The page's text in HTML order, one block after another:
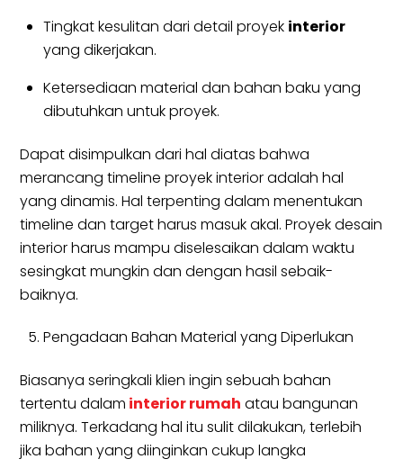
Tingkat kesulitan dari detail proyek interior
yang dikerjakan.
Ketersediaan material dan bahan baku yang
dibutuhkan untuk proyek.
Dapat disimpulkan dari hal diatas bahwa
merancang timeline proyek interior adalah hal
yang dinamis. Hal terpenting dalam menentukan
timeline dan target harus masuk akal. Proyek desain
interior harus mampu diselesaikan dalam waktu
sesingkat mungkin dan dengan hasil sebaik-
baiknya.
Pengadaan Bahan Material yang Diperlukan
Biasanya seringkali klien ingin sebuah bahan
tertentu dalam interior rumah atau bangunan
miliknya. Terkadang hal itu sulit dilakukan, terlebih
jika bahan yang diinginkan cukup langka